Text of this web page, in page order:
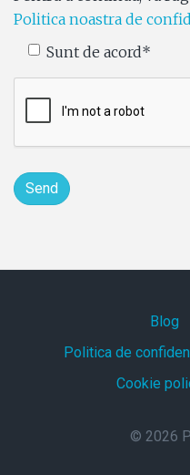
Politica noastra de
Sunt de acord*
Blog
Politica de
Cookie
© 2026